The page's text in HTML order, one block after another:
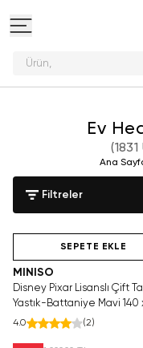
Pel
Ev
(
Ana
Filtreler
SEPETE EKLE
MINISO
Disney Pixar Lisanslı Çift
Yastık-Battaniye Mavi 140
Cm – 2'si 1 Arada Konfor
4.0 (2)